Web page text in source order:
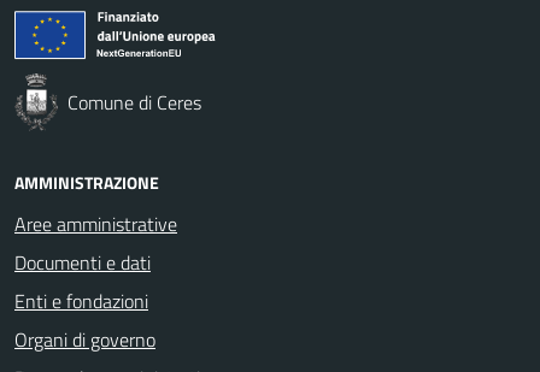
Comune di Ceres
AMMINISTRAZIONE
Aree amministrative
Documenti e dati
Enti e fondazioni
Organi di governo